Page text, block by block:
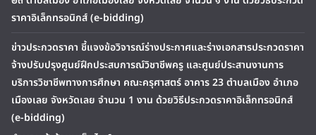
ราคาอิเล็กทรอนิกส์ (e-bidding)
ข่าวประกวดราคา ชี้แจงข้อวิจารณ์ร่างประกาศและร่างเอกสารประกวดราคา
จ้างปรับปรุงศูนย์ฝึกประสบการณ์วิชาชีพครู และศูนย์ประสานงานการ
บริการวิชาชีพทางการศึกษา คณะครุศาสตร์ อาคาร 23 ตำบลเมือง อำเภอ
เมืองเลย จังหวัดเลย จำนวน 1 งาน ด้วยวิธีประกวดราคาอิเล็กทรอนิกส์
(e-bidding)